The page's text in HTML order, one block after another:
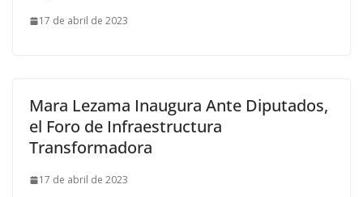
17 de abril de 2023
Mara Lezama Inaugura Ante Diputados,
el Foro de Infraestructura
Transformadora
17 de abril de 2023